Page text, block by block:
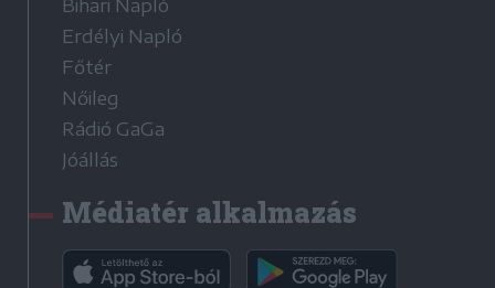
Bihari Napló
Erdélyi Napló
Főtér
Nőileg
Rádió GaGa
Jóállás
Médiatér alkalmazás